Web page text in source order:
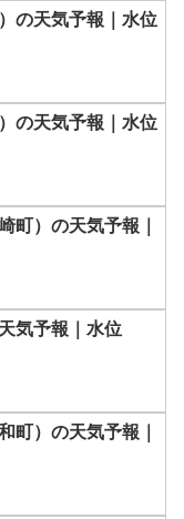
の天気予報｜水位
の天気予報｜水位
町）の天気予報｜
気予報｜水位
町）の天気予報｜